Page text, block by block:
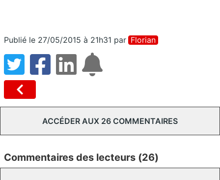
Publié le 27/05/2015 à 21h31 par Florian
ACCÉDER AUX 26 COMMENTAIRES
Commentaires des lecteurs (26)